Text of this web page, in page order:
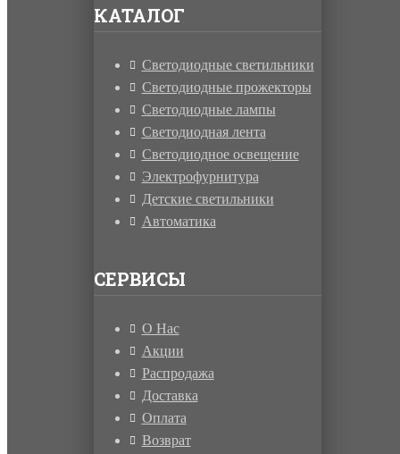
КАТАЛОГ
Светодиодные светильники
Светодиодные прожекторы
Светодиодные лампы
Светодиодная лента
Светодиодное освещение
Электрофурнитура
Детские светильники
Автоматика
СЕРВИСЫ
О Нас
Акции
Распродажа
Доставка
Оплата
Возврат